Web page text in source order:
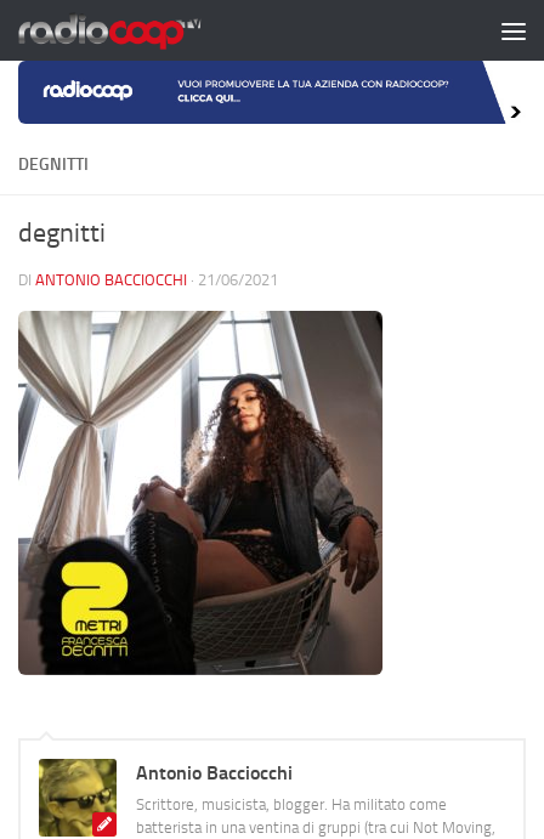
Salta al contenuto
DEGNITTI
degnitti
DI ANTONIO BACCIOCCHI · 21/06/2021
Antonio Bacciocchi
Scrittore, musicista, blogger. Ha militato come
batterista in una ventina di gruppi (tra cui Not Moving,